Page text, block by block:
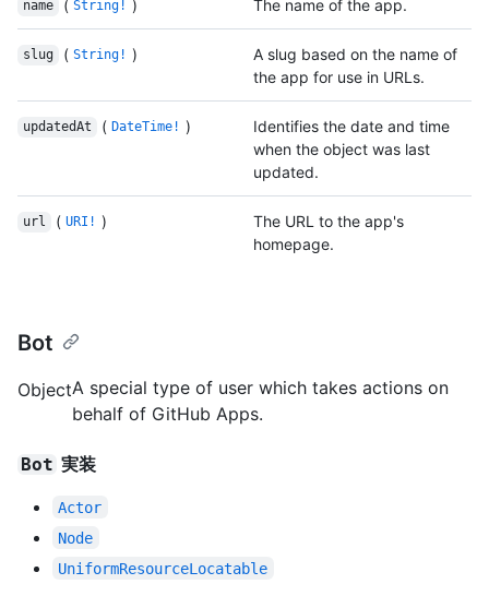
name ( String! ) The name of the app.
slug ( String! )
A slug based on the name of
the app for use in URLs.
updatedAt ( DateTime! )
Identifies the date and time
when the object was last
updated.
url ( URI! )
The URL to the app's
homepage.
Bot
ObjectA special type of user which takes actions on
behalf of GitHub Apps.
Bot 実装
Actor
Node
UniformResourceLocatable